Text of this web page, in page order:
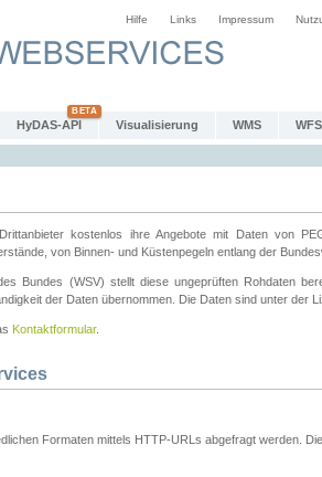
Hilfe Links Impressum
HyDAS-API Visualisierung WMS WFS
kostenlos ihre Angebote mit Daten von
von Binnen- und Küstenpegeln entlang der
Bundes (WSV) stellt diese ungeprüften Rohdaten
der Daten übernommen. Die Daten sind unter der
Kontaktformular.
Formaten mittels HTTP-URLs abgefragt werden.